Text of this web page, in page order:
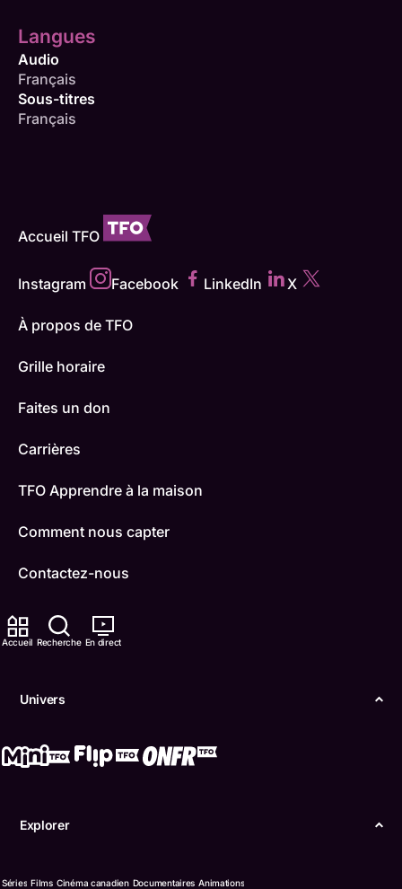
Accueil Recherche En direct
Univers
Explorer
Séries Films Cinéma canadien Documentaires Animations
Langues
Audio
Français
Sous-titres
Français
Accueil TFO
Instagram Facebook LinkedIn X
À propos de TFO
Grille horaire
Faites un don
Carrières
TFO Apprendre à la maison
Comment nous capter
Contactez-nous
ONFR
Boukili
Confidentialité
langue française de l’Ontario (TFO) - 2026